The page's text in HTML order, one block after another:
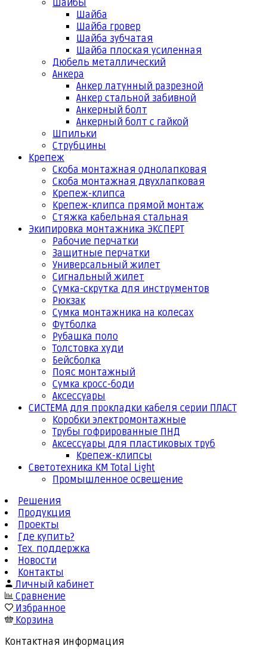
Шайбы
Шайба
Шайба гровер
Шайба зубчатая
Шайба плоская усиленная
Дюбель металлический
Анкера
Анкер латунный разрезной
Анкер стальной забивной
Анкерный болт
Анкерный болт с гайкой
Шпильки
Струбцины
Крепеж
Скоба монтажная однолапковая
Скоба монтажная двухлапковая
Крепеж-клипса
Крепеж-клипса прямой монтаж
Стяжка кабельная стальная
Экипировка монтажника ЭКСПЕРТ
Рабочие перчатки
Защитные перчатки
Универсальный жилет
Сигнальный жилет
Сумка-скрутка для инструментов
Рюкзак
Сумка монтажника на колесах
Футболка
Рубашка поло
Толстовка худи
Бейсболка
Пояс монтажный
Сумка кросс-боди
Аксессуары
СИСТЕМА для прокладки кабеля серии ПЛАСТ
Коробки электромонтажные
Трубы гофрированные ПНД
Аксессуары для пластиковых труб
Крепеж-клипсы
Светотехника КМ Total Light
Промышленное освещение
Решения
Продукция
Проекты
Где купить?
Тех. поддержка
Новости
Контакты
Личный кабинет
Сравнение
Избранное
Корзина
Контактная информация